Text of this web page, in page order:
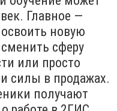
Главное —
новую
сферу
или просто
силы в продажах.
получают